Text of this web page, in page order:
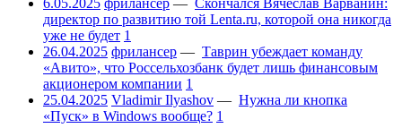
директор по развитию той Lenta.ru, которой она никогда
уже не будет 1
26.04.2025 фрилансер — Таврин убеждает команду
«Авито», что Россельхозбанк будет лишь финансовым
акционером компании 1
25.04.2025 Vladimir Ilyashov — Нужна ли кнопка
«Пуск» в Windows вообще? 1